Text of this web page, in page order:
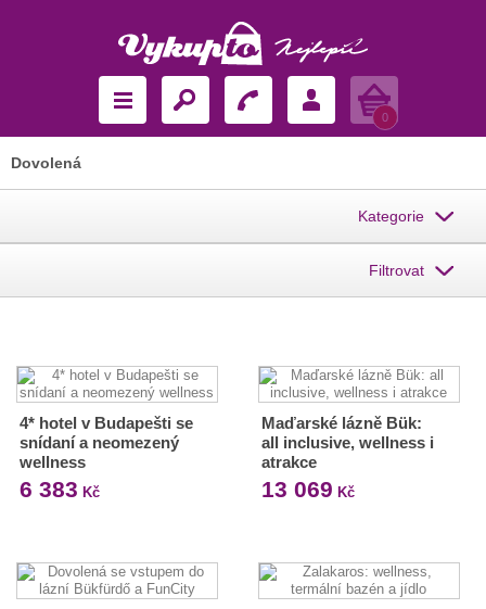
Košík
0
Dovolená
Kategorie
Filtrovat
4* hotel v Budapešti se
snídaní a neomezený
wellness
6 383 Kč
Maďarské lázně Bük:
all inclusive, wellness i
atrakce
13 069 Kč